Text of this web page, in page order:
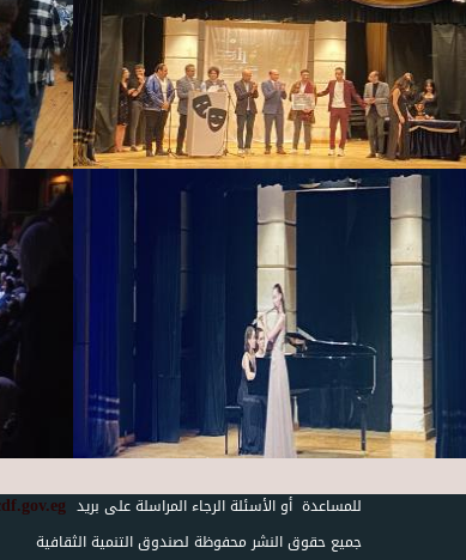
للمساعدة أو الأسئلة الرجاء المراسلة على بريد
جميع حقوق النشر محفوظة لصندوق التنمية الثقافية